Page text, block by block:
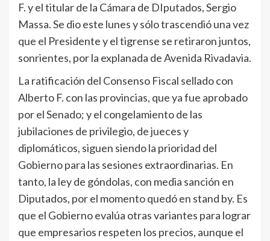
F. y el titular de la Cámara de DIputados, Sergio
Massa. Se dio este lunes y sólo trascendió una vez
que el Presidente y el tigrense se retiraron juntos,
sonrientes, por la explanada de Avenida Rivadavia.
La ratificación del Consenso Fiscal sellado con
Alberto F. con las provincias, que ya fue aprobado
por el Senado; y el congelamiento de las
jubilaciones de privilegio, de jueces y
diplomáticos, siguen siendo la prioridad del
Gobierno para las sesiones extraordinarias. En
tanto, la ley de góndolas, con media sanción en
Diputados, por el momento quedó en stand by. Es
que el Gobierno evalúa otras variantes para lograr
que empresarios respeten los precios, aunque el